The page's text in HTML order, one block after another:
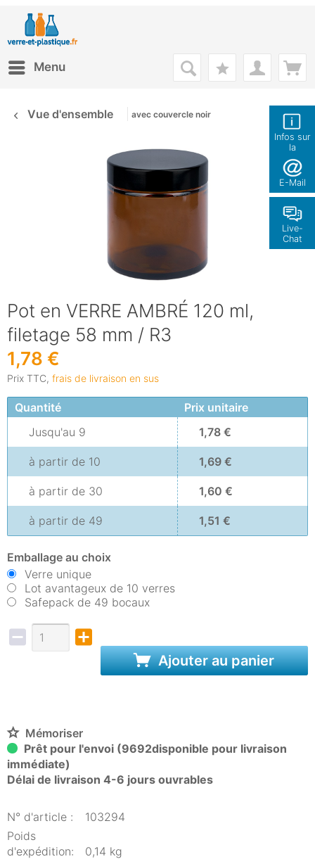
Infos sur
la
boutique
E-Mail
Live-
Chat
Menu
Vue d'ensemble avec couvercle noir
Pot en VERRE AMBRÉ 120 ml,
filetage 58 mm / R3
1,78 €
Prix TTC, frais de livraison en sus
Quantité
Prix unitaire
Jusqu'au 9 1,78 €
à partir de 10 1,69 €
à partir de 30 1,60 €
à partir de 49 1,51 €
Emballage au choix
Verre unique
Lot avantageux de 10 verres
Safepack de 49 bocaux
Ajouter au panier
Mémoriser
Prêt pour l'envoi (9692disponible pour livraison
immédiate)
Délai de livraison 4-6 jours ouvrables
N° d'article :
103294
Poids
d'expédition:
0,14 kg